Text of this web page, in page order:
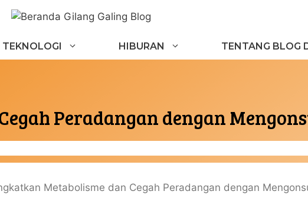
TEKNOLOGI HIBURAN TENTANG BLOG
Peradangan dengan
Metabolisme dan Cegah Peradangan dengan